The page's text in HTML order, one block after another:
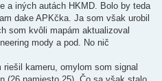
a iných autách HKMD. Bolo by teda
dake APKčka. Ja som však urobil
som kvôli mapám aktualizoval
mody a pod. No nič
kameru, omylom som signal